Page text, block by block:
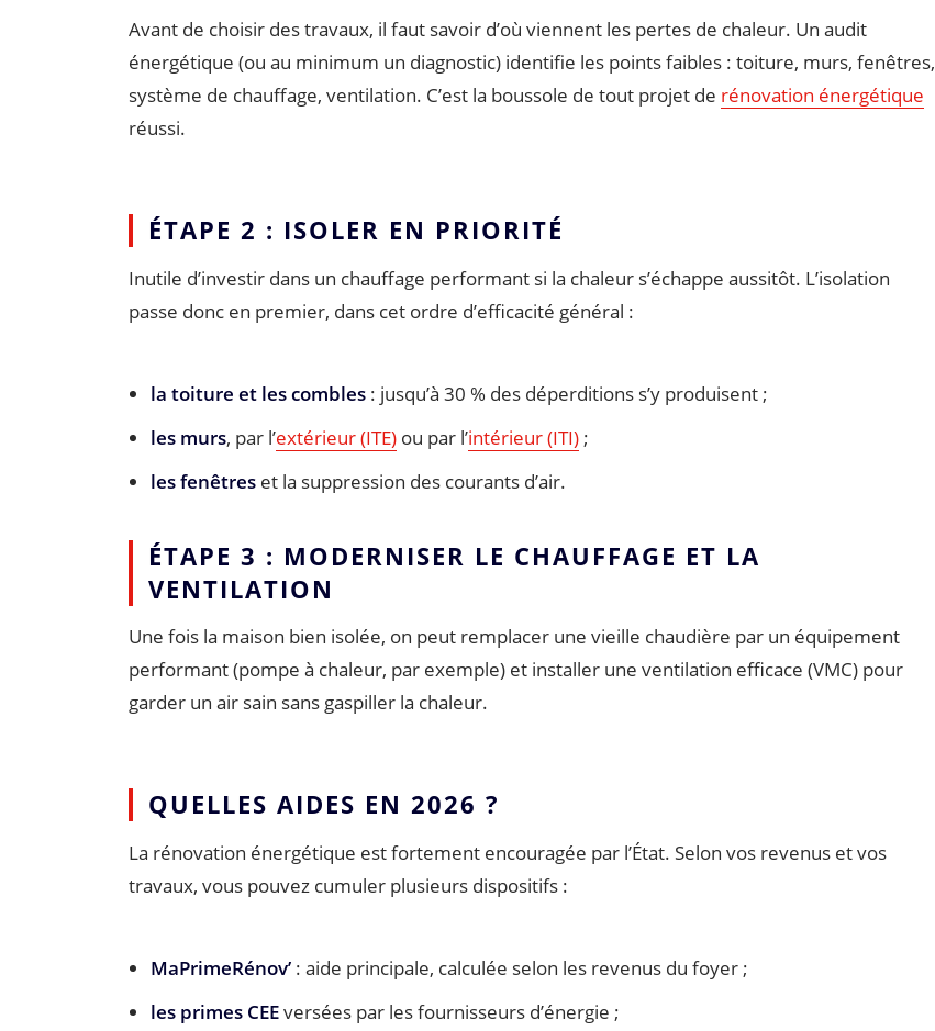
Avant de choisir des travaux, il faut savoir d’où viennent les pertes de chaleur. Un audit
énergétique (ou au minimum un diagnostic) identifie les points faibles : toiture, murs, fenêtres,
système de chauffage, ventilation. C’est la boussole de tout projet de rénovation énergétique
réussi.
ÉTAPE 2 : ISOLER EN PRIORITÉ
Inutile d’investir dans un chauffage performant si la chaleur s’échappe aussitôt. L’isolation
passe donc en premier, dans cet ordre d’efficacité général :
la toiture et les combles : jusqu’à 30 % des déperditions s’y produisent ;
les murs, par l’extérieur (ITE) ou par l’intérieur (ITI) ;
les fenêtres et la suppression des courants d’air.
ÉTAPE 3 : MODERNISER LE CHAUFFAGE ET LA
VENTILATION
Une fois la maison bien isolée, on peut remplacer une vieille chaudière par un équipement
performant (pompe à chaleur, par exemple) et installer une ventilation efficace (VMC) pour
garder un air sain sans gaspiller la chaleur.
QUELLES AIDES EN 2026 ?
La rénovation énergétique est fortement encouragée par l’État. Selon vos revenus et vos
travaux, vous pouvez cumuler plusieurs dispositifs :
MaPrimeRénov’ : aide principale, calculée selon les revenus du foyer ;
les primes CEEversées par les fournisseurs d’énergie ;